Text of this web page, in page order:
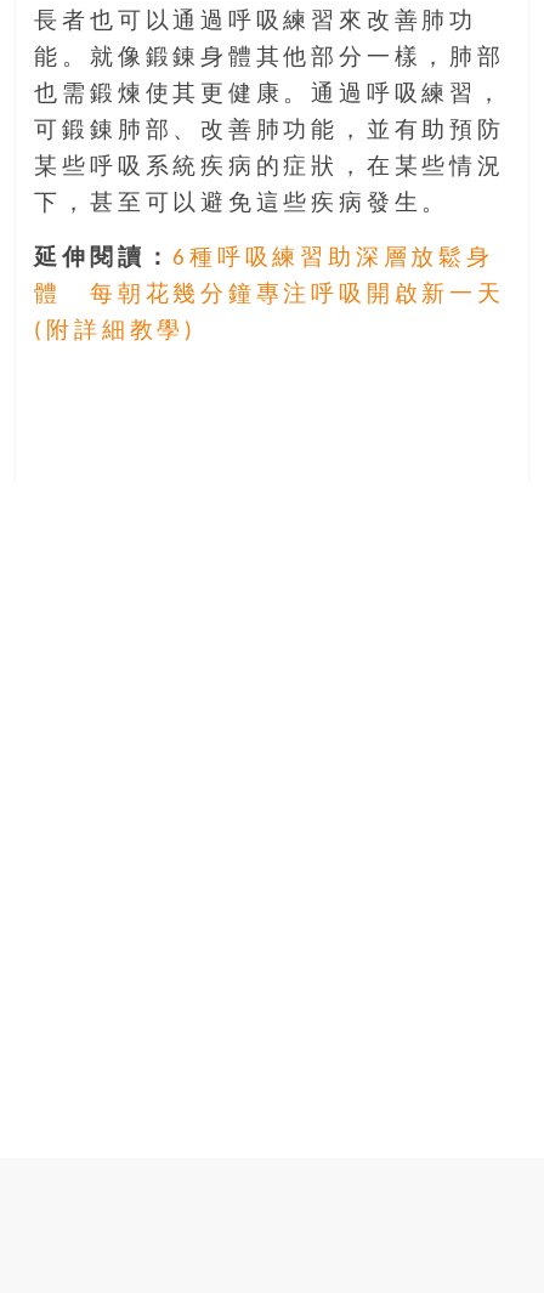
長者也可以通過呼吸練習來改善肺功
能。就像鍛錬身體其他部分一樣，肺部
也需鍛煉使其更健康。通過呼吸練習，
可鍛錬肺部、改善肺功能，並有助預防
某些呼吸系統疾病的症狀，在某些情況
下，甚至可以避免這些疾病發生。
延伸閱讀：6種呼吸練習助深層放鬆身
體 每朝花幾分鐘專注呼吸開啟新一天
(附詳細教學)